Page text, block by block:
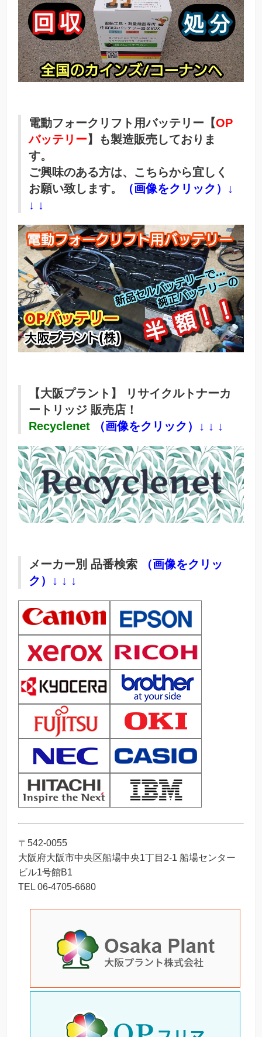
電動フォークリフト用バッテリー【OP
バッテリー】も製造販売しておりま
す。
ご興味のある方は、こちらから宜しく
お願い致します。
（画像をクリック）↓
↓ ↓
【大阪プラント】 リサイクルトナーカ
ートリッジ 販売店！
Recyclenet
（画像をクリック）↓ ↓ ↓
メーカー別 品番検索
（画像をクリッ
ク）↓ ↓ ↓
〒542-0055
大阪府大阪市中央区船場中央1丁目2-1 船場センター
ビル1号館B1
TEL 06-4705-6680